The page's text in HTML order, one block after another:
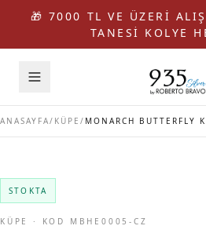
🎁 7000 TL VE ÜZERİ
TANESİ KOLYE
ANASAYFA/ KÜPE /
STOKTA
KÜPE · KOD MBHE0005-CZ